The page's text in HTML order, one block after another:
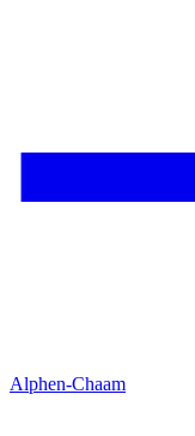
Alphen-Chaam